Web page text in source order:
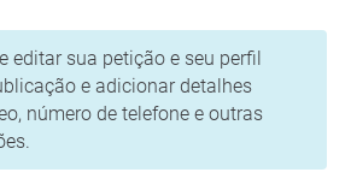
editar sua petição e seu perfil
e adicionar detalhes
número de telefone e outras